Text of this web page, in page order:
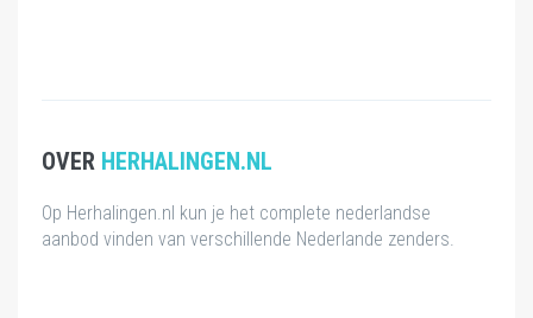
OVER HERHALINGEN.NL
Op Herhalingen.nl kun je het complete nederlandse
aanbod vinden van verschillende Nederlande zenders.